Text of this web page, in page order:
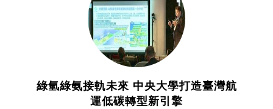
綠氫綠氨接軌未來 中央大學打造臺灣航
運低碳轉型新引擎